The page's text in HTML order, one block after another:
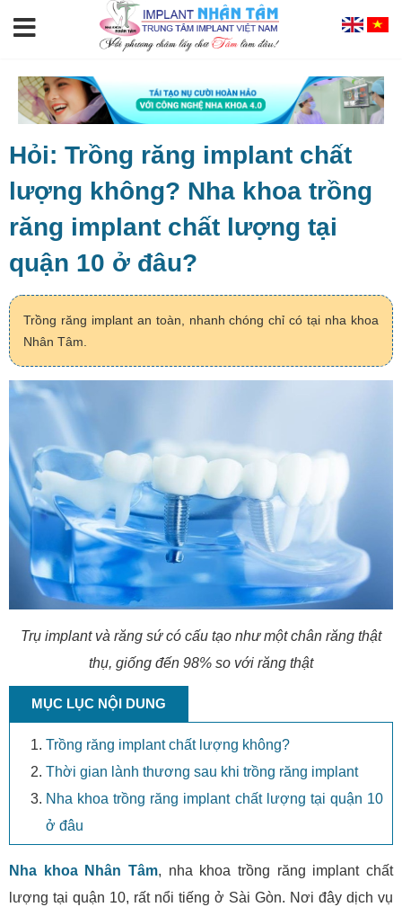
Hỏi: Trồng răng implant chất
lượng không? Nha khoa trồng
răng implant chất lượng tại
quận 10 ở đâu?
Trồng răng implant an toàn, nhanh chóng chỉ có tại nha khoa
Nhân Tâm.
Trụ implant và răng sứ có cấu tạo như một chân răng thật
thụ, giống đến 98% so với răng thật
MỤC LỤC NỘI DUNG
Trồng răng implant chất lượng không?
Thời gian lành thương sau khi trồng răng implant
Nha khoa trồng răng implant chất lượng tại quận 10
ở đâu
Nha khoa Nhân Tâm, nha khoa trồng răng implant chất
lượng tại quận 10, rất nổi tiếng ở Sài Gòn. Nơi đây dịch vụ